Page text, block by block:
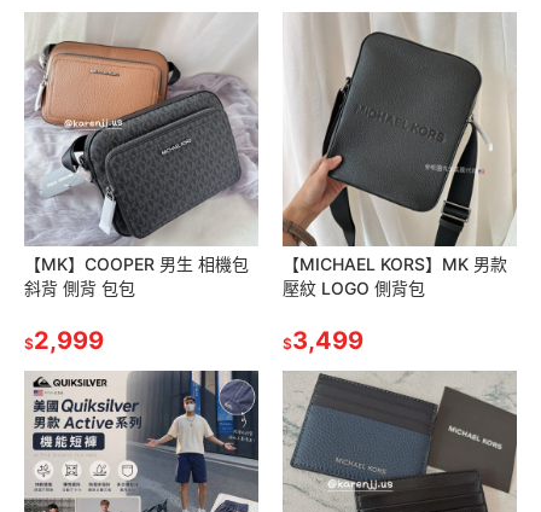
【MK】COOPER 男生 相機包
斜背 側背 包包
$2,999
【MICHAEL KORS】MK 男款
壓紋 LOGO 側背包
$3,499